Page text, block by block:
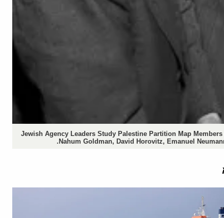
Jewish Agency Leaders Study Palestine Partition Map
Nahum Goldman, David Horovitz, Emanuel